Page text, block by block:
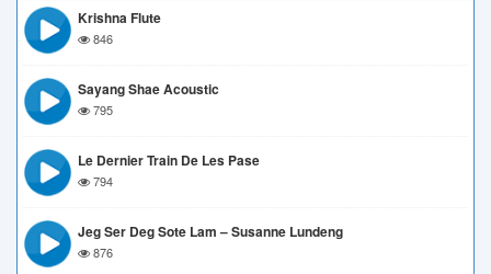
Krishna Flute
846
Sayang Shae Acoustic
795
Le Dernier Train De Les Pase
794
Jeg Ser Deg Sote Lam – Susanne Lundeng
876